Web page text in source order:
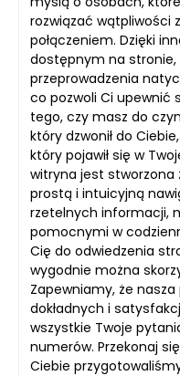
rozwiązać wątpliwości
połączeniem. Dzięki
dostępnym na
przeprowadzenia
co pozwoli Ci upewnić
tego, czy masz do
który dzwonił do
który pojawił się w
witryna jest stworzona
prostą i intuicyjną
rzetelnych informacji,
pomocnymi w
Cię do odwiedzenia
wygodnie można
Zapewniamy, że
dokładnych i
wszystkie Twoje
numerów. Przekonaj
Ciebie